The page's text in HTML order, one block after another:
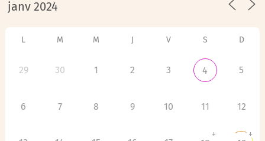
L M M J V S D
29 30 1 2 3 4 5
6 7 8 9 10 11 12
+ +